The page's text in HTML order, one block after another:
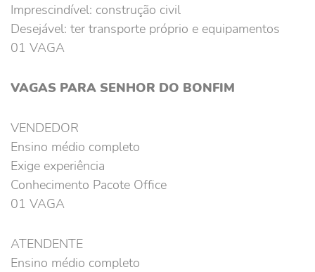
Imprescindível: construção civil
Desejável: ter transporte próprio e equipamentos
01 VAGA
VAGAS PARA SENHOR DO BONFIM
VENDEDOR
Ensino médio completo
Exige experiência
Conhecimento Pacote Office
01 VAGA
ATENDENTE
Ensino médio completo